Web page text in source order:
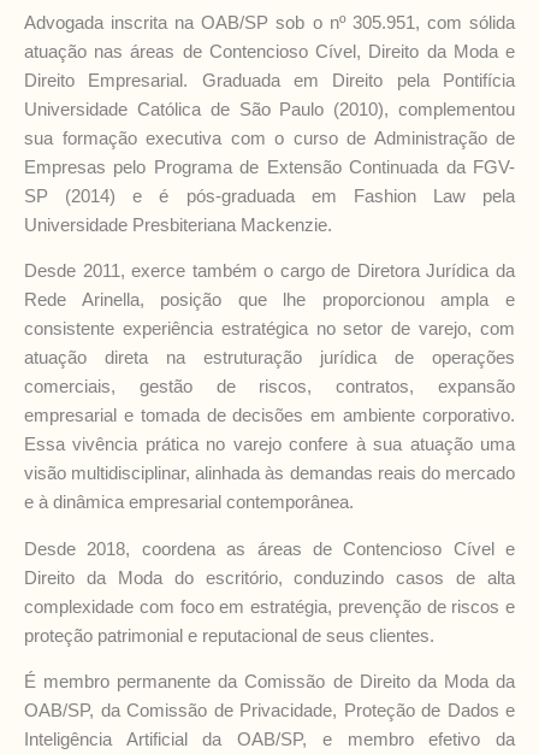
Advogada inscrita na OAB/SP sob o nº 305.951, com sólida
atuação nas áreas de Contencioso Cível, Direito da Moda e
Direito Empresarial. Graduada em Direito pela Pontifícia
Universidade Católica de São Paulo (2010), complementou
sua formação executiva com o curso de Administração de
Empresas pelo Programa de Extensão Continuada da FGV-
SP (2014) e é pós-graduada em Fashion Law pela
Universidade Presbiteriana Mackenzie.
Desde 2011, exerce também o cargo de Diretora Jurídica da
Rede Arinella, posição que lhe proporcionou ampla e
consistente experiência estratégica no setor de varejo, com
atuação direta na estruturação jurídica de operações
comerciais, gestão de riscos, contratos, expansão
empresarial e tomada de decisões em ambiente corporativo.
Essa vivência prática no varejo confere à sua atuação uma
visão multidisciplinar, alinhada às demandas reais do mercado
e à dinâmica empresarial contemporânea.
Desde 2018, coordena as áreas de Contencioso Cível e
Direito da Moda do escritório, conduzindo casos de alta
complexidade com foco em estratégia, prevenção de riscos e
proteção patrimonial e reputacional de seus clientes.
É membro permanente da Comissão de Direito da Moda da
OAB/SP, da Comissão de Privacidade, Proteção de Dados e
Inteligência Artificial da OAB/SP, e membro efetivo da